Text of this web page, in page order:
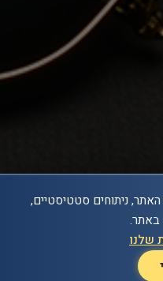
ניתוחים סטטיסטיים,
באתר.
שלנו